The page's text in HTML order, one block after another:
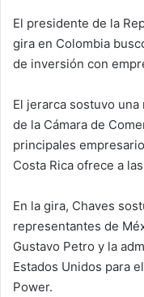
El presidente de la
gira en Colombia
de inversión con
El jerarca sostuvo
de la Cámara de
principales
Costa Rica ofrece a
En la gira, Chaves
representantes de
Gustavo Petro y la
Estados Unidos para
Power.